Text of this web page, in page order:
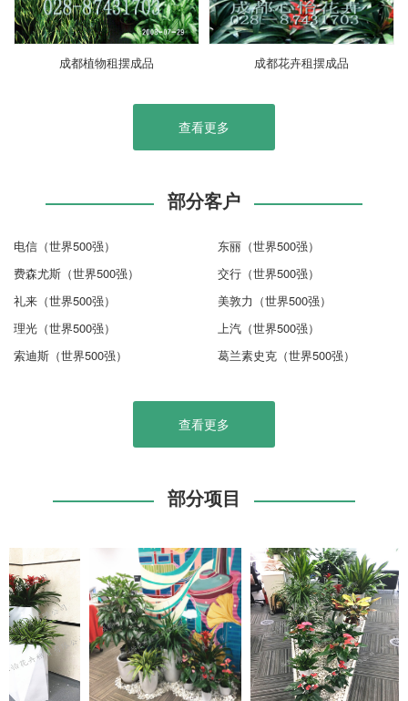
成都植物租摆成品 成都花卉租摆成品
查看更多
部分客户
电信（世界500强）
东丽（世界500强）
费森尤斯（世界500强）
交行（世界500强）
礼来（世界500强）
美敦力（世界500强）
理光（世界500强）
上汽（世界500强）
索迪斯（世界500强）
葛兰素史克（世界500强）
查看更多
部分项目